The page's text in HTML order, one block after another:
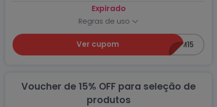
Expirado
Regras de uso
Ver cupom CHEGUEICOM15
Voucher de 15% OFF para seleção de
produtos